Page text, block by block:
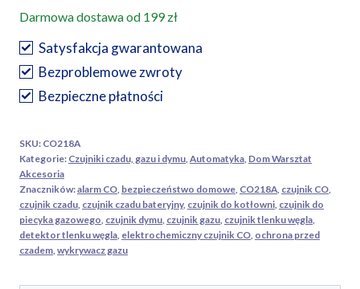
węgla
(czadu)
z
wyświetlaczem
Darmowa dostawa od 199 zł
Satysfakcja gwarantowana
Bezproblemowe zwroty
Bezpieczne płatności
SKU: CO218A
Kategorie: Czujniki czadu, gazu i dymu, Automatyka, Dom Warsztat
Akcesoria
Znaczników:alarm CO, bezpieczeństwo domowe, CO218A, czujnik CO,
czujnik czadu, czujnik czadu bateryjny, czujnik do kotłowni, czujnik do
piecyka gazowego, czujnik dymu, czujnik gazu, czujnik tlenku węgla,
detektor tlenku węgla, elektrochemiczny czujnik CO, ochrona przed
czadem, wykrywacz gazu